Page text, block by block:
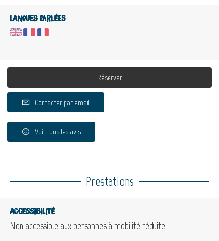
Langues parlées
Réserver
Contacter par email
Voir tous les avis
Prestations
Accessibilité
Non accessible aux personnes à mobilité réduite